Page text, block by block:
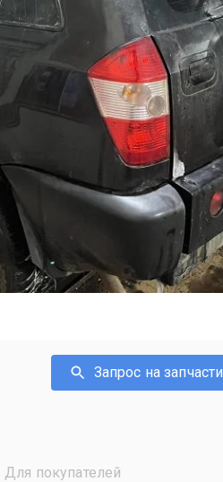
Запрос на запчасти
Для покупателей